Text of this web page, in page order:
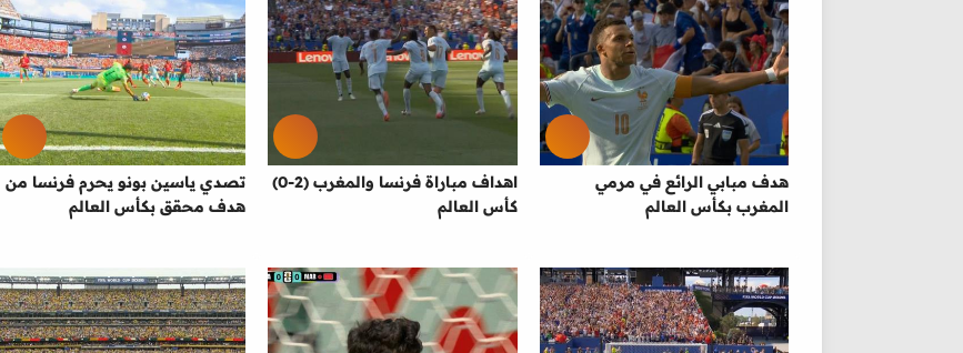
هدف مبابي الرائع في مرمي
المغرب بكأس العالم
اهداف مباراة فرنسا والمغرب (2-0)
كأس العالم
تصدي ياسين بونو يحرم فرنسا من
هدف محقق بكأس العالم